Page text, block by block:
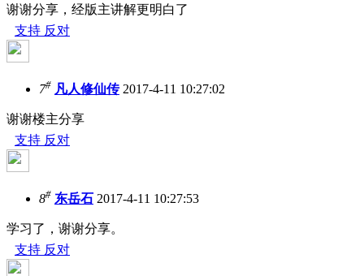
谢谢分享，经版主讲解更明白了
支持 反对
7# 凡人修仙传2017-4-11 10:27:02
谢谢楼主分享
支持 反对
8# 东岳石 2017-4-11 10:27:53
学习了，谢谢分享。
支持 反对